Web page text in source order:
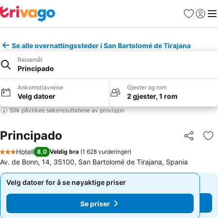
Favoritter
Logg
Se alle overnattingssteder i San Bartolomé de Tirajana
Reisemål
Principado
Ankomst/avreise
Velg datoer
Gjester og rom
2 gjester, 1 rom
Slik påvirkes søkeresultatene av provisjon
Principado Del
3 Stjerner
Hotell 8,0 Veldig bra (1 628 vurderinger)
Av. de Bonn, 14, 35100, San Bartolomé de Tirajana, Spania
Velg datoer for å se nøyaktige priser
Se priser
Velg datoer for å se nøyaktige priser
Se priser